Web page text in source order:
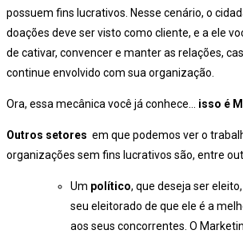
possuem fins lucrativos. Nesse cenário, o
doações deve ser visto como cliente, e a ele
de cativar, convencer e manter as relações,
continue envolvido com sua organização.
Ora, essa mecânica você já conhece… isso é
Outros setores em que podemos ver o
organizações sem fins lucrativos são, entre
Um político, que deseja ser
seu eleitorado de que ele é a
aos seus concorrentes. O